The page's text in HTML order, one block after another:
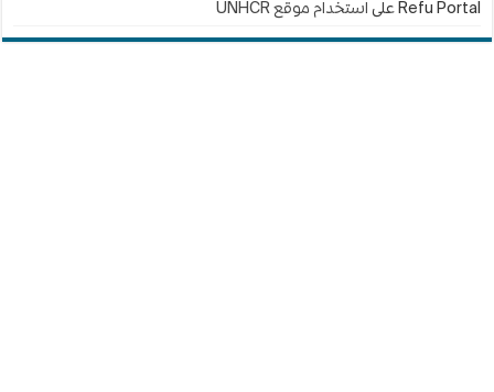
Refu Portal على استخدام موقع UNHCR